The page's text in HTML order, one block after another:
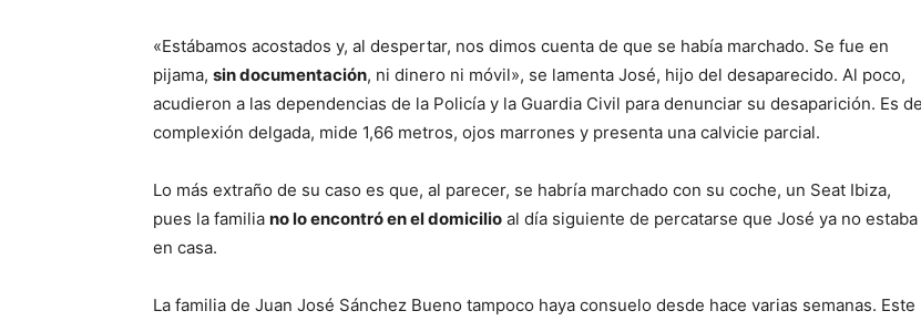
«Estábamos acostados y, al despertar, nos dimos cuenta de que se había marchado. Se fue en
pijama, sin documentación, ni dinero ni móvil», se lamenta José, hijo del desaparecido. Al poco,
acudieron a las dependencias de la Policía y la Guardia Civil para denunciar su desaparición. Es de
complexión delgada, mide 1,66 metros, ojos marrones y presenta una calvicie parcial.
Lo más extraño de su caso es que, al parecer, se habría marchado con su coche, un Seat Ibiza,
pues la familia no lo encontró en el domicilio al día siguiente de percatarse que José ya no estaba
en casa.
La familia de Juan José Sánchez Bueno tampoco haya consuelo desde hace varias semanas. Este